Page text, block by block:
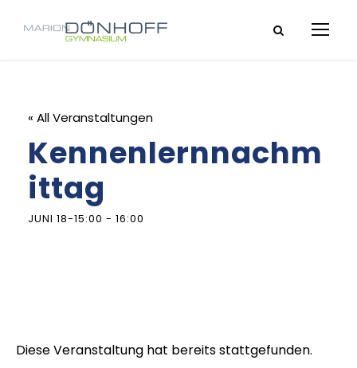
« All Veranstaltungen
Kennenlernnachm
ittag
JUNI 18-15:00 - 16:00
Diese Veranstaltung hat bereits stattgefunden.